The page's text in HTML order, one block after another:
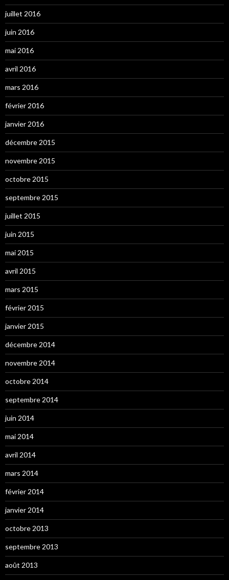
juillet 2016
juin 2016
mai 2016
avril 2016
mars 2016
février 2016
janvier 2016
décembre 2015
novembre 2015
octobre 2015
septembre 2015
juillet 2015
juin 2015
mai 2015
avril 2015
mars 2015
février 2015
janvier 2015
décembre 2014
novembre 2014
octobre 2014
septembre 2014
juin 2014
mai 2014
avril 2014
mars 2014
février 2014
janvier 2014
octobre 2013
septembre 2013
août 2013